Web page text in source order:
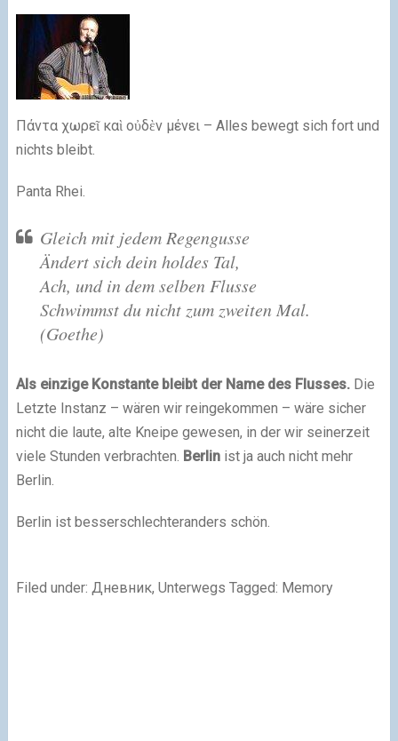
Πάντα χωρεῖ καὶ οὐδὲν μένει – Alles bewegt sich fort und
nichts bleibt.
Panta Rhei.
Gleich mit jedem Regengusse
Ändert sich dein holdes Tal,
Ach, und in dem selben Flusse
Schwimmst du nicht zum zweiten Mal.
(Goethe)
Als einzige Konstante bleibt der Name des Flusses.Die
Letzte Instanz – wären wir reingekommen – wäre sicher
nicht die laute, alte Kneipe gewesen, in der wir seinerzeit
viele Stunden verbrachten. Berlinist ja auch nicht mehr
Berlin.
Berlin ist besserschlechteranders schön.
Filed under: Дневник, Unterwegs Tagged: Memory